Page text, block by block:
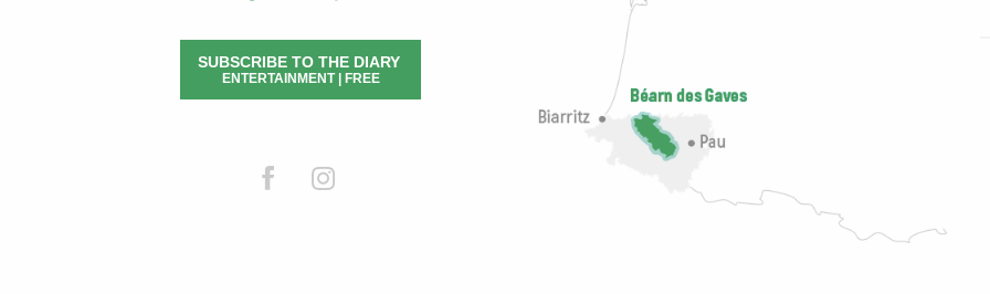
SUBSCRIBE TO THE DIARY
ENTERTAINMENT | FREE